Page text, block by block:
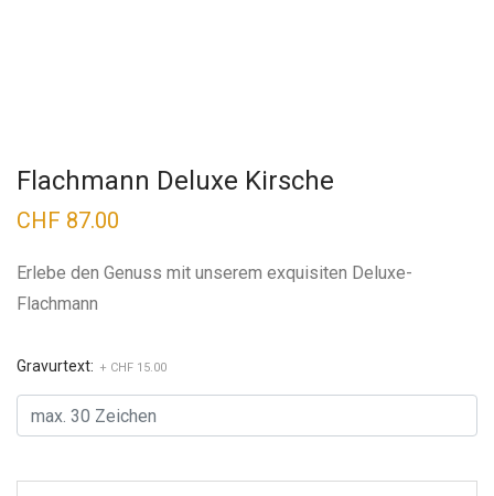
Flachmann Deluxe Kirsche
CHF 87.00
Erlebe den Genuss mit unserem exquisiten Deluxe-
Flachmann
Gravurtext: + CHF 15.00